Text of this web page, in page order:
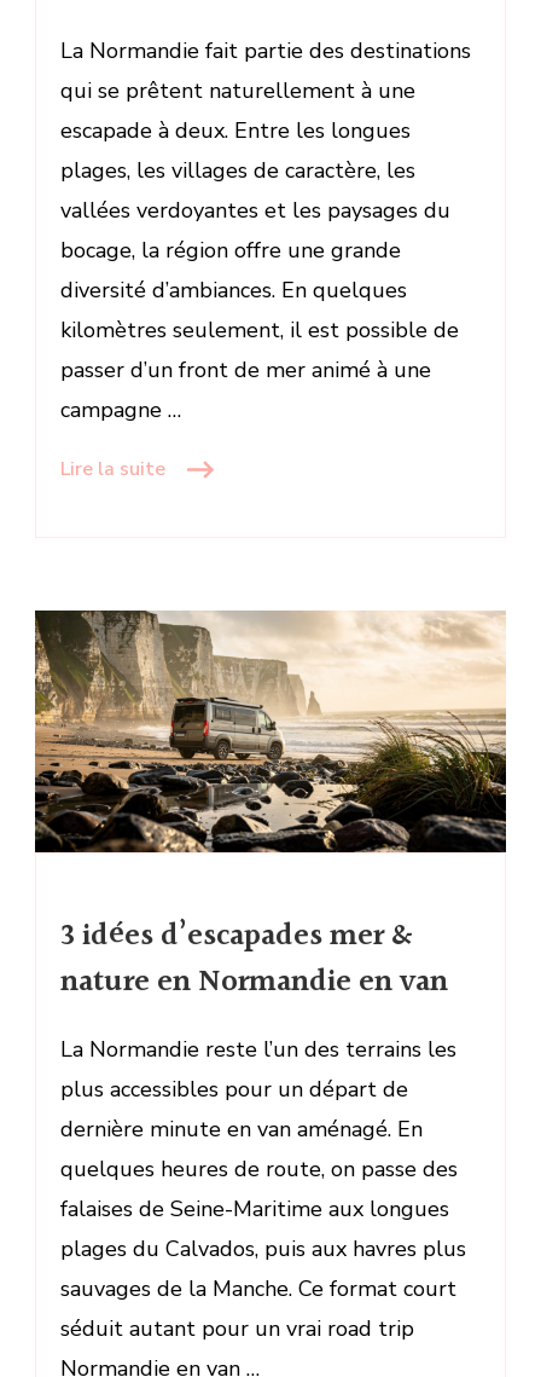
La Normandie fait partie des destinations
qui se prêtent naturellement à une
escapade à deux. Entre les longues
plages, les villages de caractère, les
vallées verdoyantes et les paysages du
bocage, la région offre une grande
diversité d’ambiances. En quelques
kilomètres seulement, il est possible de
passer d’un front de mer animé à une
campagne …
Lire la suite
3 idées d’escapades mer &
nature en Normandie en van
La Normandie reste l’un des terrains les
plus accessibles pour un départ de
dernière minute en van aménagé. En
quelques heures de route, on passe des
falaises de Seine-Maritime aux longues
plages du Calvados, puis aux havres plus
sauvages de la Manche. Ce format court
séduit autant pour un vrai road trip
Normandie en van …